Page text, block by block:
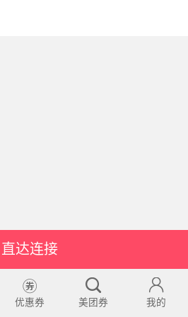
直达连接
优惠券 美团券 我的